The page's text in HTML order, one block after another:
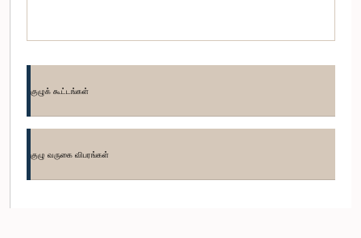
கௌரவ திலக் மாரபன, பா.உ.
குழுக் கூட்டங்கள்
குழு வருகை விபரங்கள்